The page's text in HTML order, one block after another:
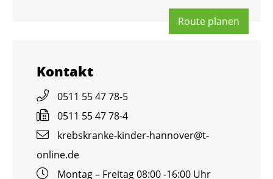
Route pla­nen
Kon­takt
0511 55 47 78-5
0511 55 47 78-4
krebs­kran­ke-kin­der-han­no­ver@​t-​
online.​de
Mon­tag – Frei­tag 08:00 -16:00 Uhr